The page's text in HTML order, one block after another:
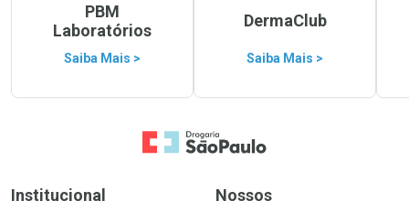
PBM
Laboratórios
Saiba Mais >
DermaClub
Saiba Mais >
Ir para a Home
Institucional
Nossos